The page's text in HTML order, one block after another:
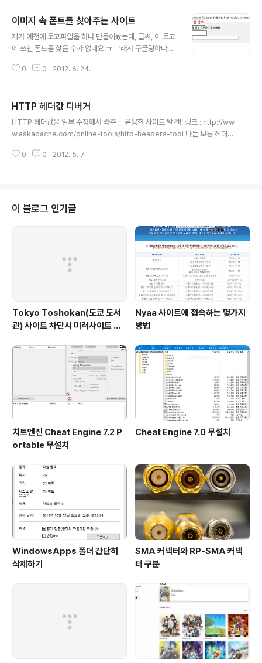
이미지 속 폰트를 찾아주는 사이트
제가 예전에 로고파일을 하나 만들어놨는데, 글쎄, 이 로고
에 쓰인 폰트를 찾을 수가 없네요.ㅠ 그래서 구글링하다가
합니다. 폰트가 쓰인 로고이미지나 기타 이미지를 찾아 열
뜹니다. (페이지 로딩이 다소 있네요) 입력박스에 바로 위
에 있는 글자를 입력해줍니다. 자동으로 입력되있지만, 글
자 모양이나 색깔에 따라서 인식에 오류가 있는것 같네요.
슷한 폰트를 보여주네요.100% 찾아주지는 못하는것 같은
0 0 2012. 6. 24.
HTTP 헤더값 디버거
HTTP 헤더값을 일부 수정해서 쏴주는 유용한 사이트 발견!. 링크 : http://ww
w.askapache.com/online-tools/http-headers-tool 나는 보통 헤더값
이건 웹상에서 바로 뜯어 쏴주니 괜찮은것 같음.쿠키같은건, 크롬 확장app중에
0 0 2012. 5. 7.
이 블로그 인기글
Tokyo Toshokan(도쿄 도서
관) 사이트 차단시 미러사이트 접
Nyaa 사이트에 접속하는 몇가지
방법
치트엔진 Cheat Engine 7.2 P
ortable 무설치
Cheat Engine 7.0 무설치
WindowsApps 폴더 간단히
삭제하기
SMA 커넥터와 RP-SMA 커넥
터 구분